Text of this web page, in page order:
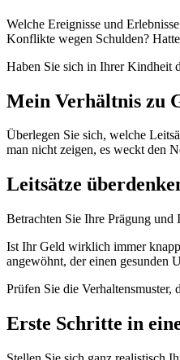
Welche Ereignisse und
Konflikte wegen Schulden?
Haben Sie sich in Ihrer Kindheit
Mein Verhältnis zu
Überlegen Sie sich, welche
man nicht zeigen, es weckt den
Leitsätze
Betrachten Sie Ihre Prägung
Ist Ihr Geld wirklich immer
angewöhnt, der einen gesunden
Prüfen Sie die
Erste Schritte in